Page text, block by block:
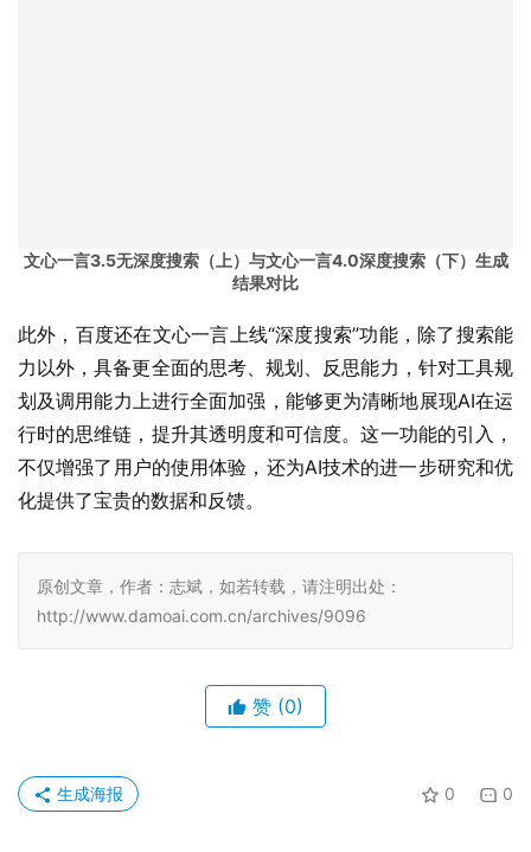
文心一言3.5无深度搜索（上）与文心一言4.0深度搜索（下）生成
结果对比
此外，百度还在文心一言上线“深度搜索”功能，除了搜索能
力以外，具备更全面的思考、规划、反思能力，针对工具规
划及调用能力上进行全面加强，能够更为清晰地展现AI在运
行时的思维链，提升其透明度和可信度。这一功能的引入，
不仅增强了用户的使用体验，还为AI技术的进一步研究和优
化提供了宝贵的数据和反馈。
原创文章，作者：志斌，如若转载，请注明出处：
http://www.damoai.com.cn/archives/9096
赞 (0)
0 0
生成海报